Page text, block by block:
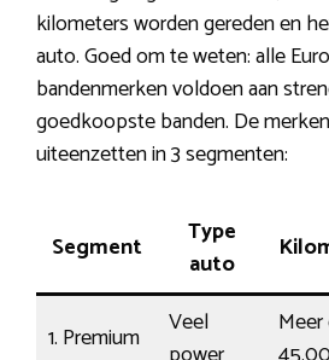
kilometers worden gereden en
auto. Goed om te weten: alle
bandenmerken voldoen aan
goedkoopste banden. De
uiteenzetten in 3 segmenten:
Segment
Type
auto
1. Premium
Veel